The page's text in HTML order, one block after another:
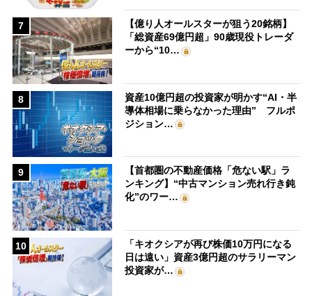
7
【億り人オールスターが狙う20銘柄】
「総資産69億円超」90歳現役トレーダ
ーから“10…
8
資産10億円超の投資家が明かす“AI・半
導体相場に乗らなかった理由” フルポ
ジション…
9
【首都圏の不動産価格「危ない駅」ラ
ンキング】“中古マンション売れ行き鈍
化”のワー…
10
「キオクシアが再び株価10万円になる
日は遠い」資産3億円超のサラリーマン
投資家が…